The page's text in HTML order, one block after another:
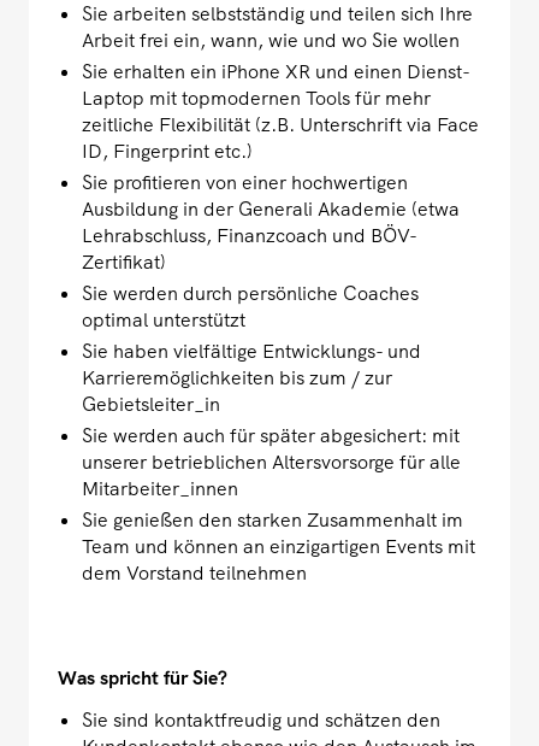
Sie arbeiten selbstständig und teilen sich Ihre
Arbeit frei ein, wann, wie und wo Sie wollen
Sie erhalten ein iPhone XR und einen Dienst-
Laptop mit topmodernen Tools für mehr
zeitliche Flexibilität (z.B. Unterschrift via Face
ID, Fingerprint etc.)
Sie profitieren von einer hochwertigen
Ausbildung in der Generali Akademie (etwa
Lehrabschluss, Finanzcoach und BÖV-
Zertifikat)
Sie werden durch persönliche Coaches
optimal unterstützt
Sie haben vielfältige Entwicklungs- und
Karrieremöglichkeiten bis zum / zur
Gebietsleiter_in
Sie werden auch für später abgesichert: mit
unserer betrieblichen Altersvorsorge für alle
Mitarbeiter_innen
Sie genießen den starken Zusammenhalt im
Team und können an einzigartigen Events mit
dem Vorstand teilnehmen
Was spricht für Sie?
Sie sind kontaktfreudig und schätzen den